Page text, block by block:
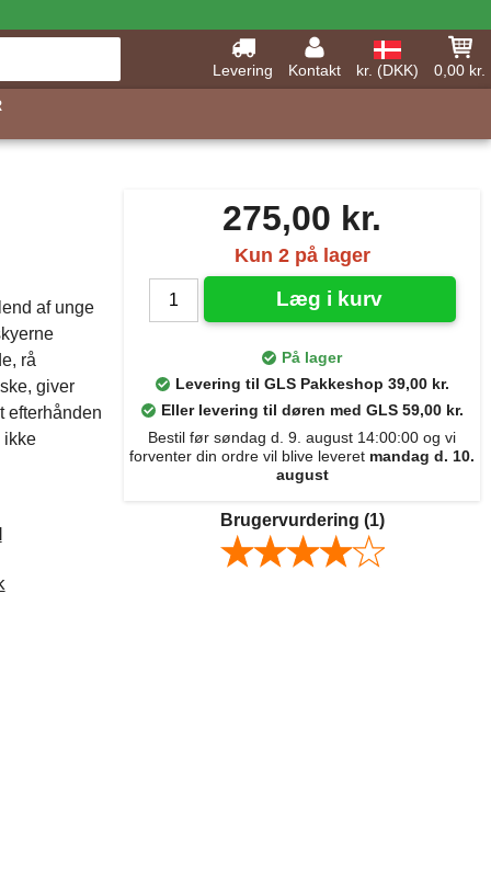
Levering Kontakt kr. (DKK)
0,00 kr.
275,00 kr.
Kun 2 på lager
Læg i kurv
På lager
Levering til GLS Pakkeshop 39,00 kr.
Eller levering til døren med GLS 59,00 kr.
Bestil før søndag d. 9. august 14:00:00 og vi
forventer din ordre vil blive leveret mandag d. 10.
august
Brugervurdering (1)
af unge
rå
giver
efterhånden
ikke